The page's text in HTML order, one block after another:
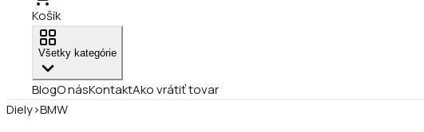
Košík
Všetky kategórie
BlogO násKontaktAko vrátiť tovar
Diely›BMW